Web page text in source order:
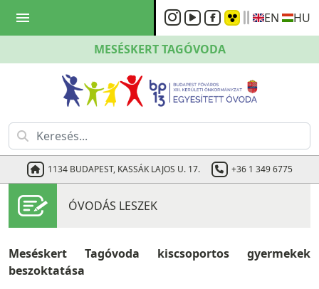
menu
MESÉSKERTTAGÓVODA
1134 BUDAPEST, KASSÁK LAJOS U. 17. +36 1 349 6775
EN HU
ÓVODÁS LESZEK
Meséskert Tagóvoda kiscsoportos gyermekek
beszoktatása